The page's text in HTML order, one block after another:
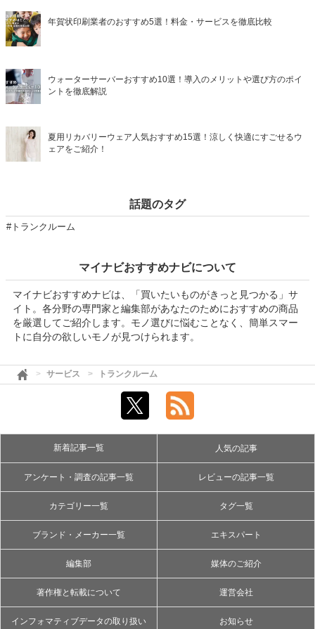
年賀状印刷業者のおすすめ5選！料金・サービスを徹底比較
ウォーターサーバーおすすめ10選！導入のメリットや選び方のポイ
ントを徹底解説
夏用リカバリーウェア人気おすすめ15選！涼しく快適にすごせるウ
ェアをご紹介！
話題のタグ
#トランクルーム
マイナビおすすめナビについて
マイナビおすすめナビは、「買いたいものがきっと見つかる」サ
イト。各分野の専門家と編集部があなたのためにおすすめの商品
を厳選してご紹介します。モノ選びに悩むことなく、簡単スマー
トに自分の欲しいモノが見つけられます。
サービス トランクルーム
新着記事一覧 人気の記事
アンケート・調査の記事一覧 レビューの記事一覧
カテゴリー一覧 タグ一覧
ブランド・メーカー一覧 エキスパート
編集部 媒体のご紹介
著作権と転載について 運営会社
インフォマティブデータの取り扱い
お知らせ